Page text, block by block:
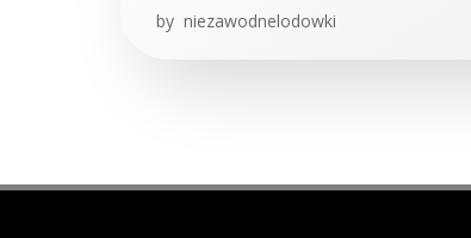
by niezawodnelodowki